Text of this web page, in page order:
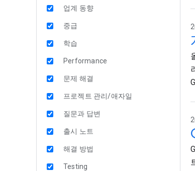
업계 동향
중급
학습
Performance
문제 해결
프로젝트 관리/애자일
질문과 답변
출시 노트
해결 방법
Testing